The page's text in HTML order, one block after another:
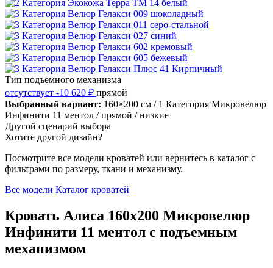
Тип подъемного механизма
отсутствует -10 620 ₽ прямой
Выбранный вариант: 160×200 см / 1 Категория Микровелюр
Инфинити 11 ментол / прямой / низкие
Другой сценарий выбора
Хотите другой дизайн?
Посмотрите все модели кроватей или вернитесь в каталог с
фильтрами по размеру, ткани и механизму.
Все модели Каталог кроватей
Кровать Алиса 160х200 Микровелюр
Инфинити 11 ментол с подъемным
механизмом